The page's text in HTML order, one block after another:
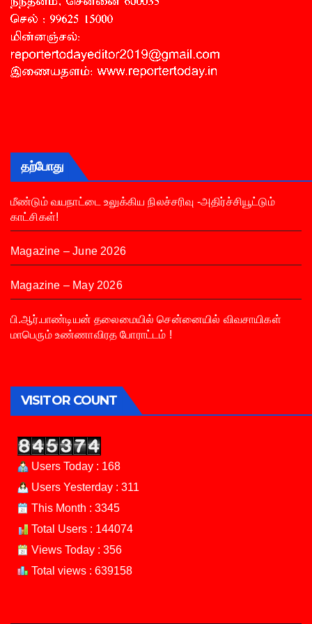
தற்போது
மீண்டும் வயநாட்டை உலுக்கிய நிலச்சரிவு -அதிர்ச்சியூட்டும்
காட்சிகள்!
Magazine – June 2026
Magazine – May 2026
பி.ஆர்.பாண்டியன் தலைமையில் சென்னையில் விவசாயிகள்
மாபெரும் உண்ணாவிரத போராட்டம் !
VISITOR COUNT
Users Today : 168
Users Yesterday : 311
This Month : 3345
Total Users : 144074
Views Today : 356
Total views : 639158